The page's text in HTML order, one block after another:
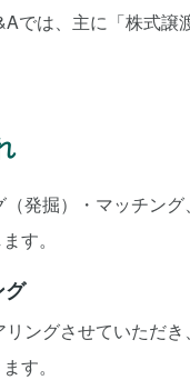
では、主に「株式
発掘）・マッチン
す。
グ
ングさせていただ
す。